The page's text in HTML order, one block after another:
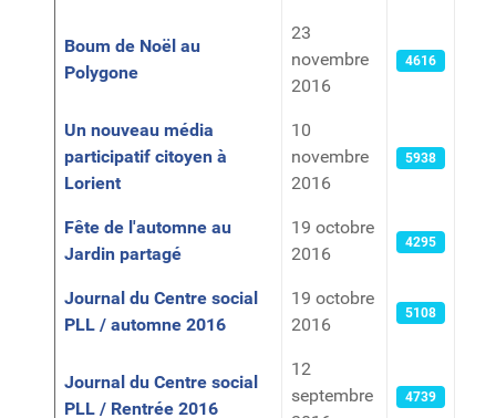
Boum de Noël au
Polygone
23
novembre
2016
4616
Un nouveau média
participatif citoyen à
Lorient
10
novembre
2016
5938
Fête de l'automne au
Jardin partagé
19 octobre
2016
4295
Journal du Centre social
PLL / automne 2016
19 octobre
2016
5108
Journal du Centre social
PLL / Rentrée 2016
12
septembre
4739